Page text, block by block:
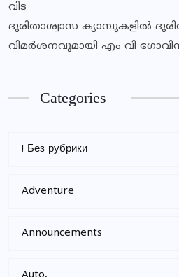
വിട
ദുരിതാശ്വാസ ക്യാമ്പുകളിൽ
വിമർശനവുമായി എം വി
Categories
! Без рубрики
Adventure
Announcements